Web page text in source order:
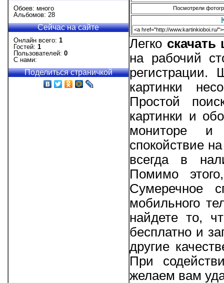
Обоев: много
Альбомов: 28
Сейчас на сайте
Онлайн всего: 1
Гостей: 1
Пользователей: 0
С нами:
Поделиться страничкой
Посмотрели
Легко
на рабочий
картинки
Простой
картинки и
мониторе и
спокойствие
всегда в
Помимо
Сумеречное
мобильного
найдете то,
бесплатно и
другие
При
желаем вам